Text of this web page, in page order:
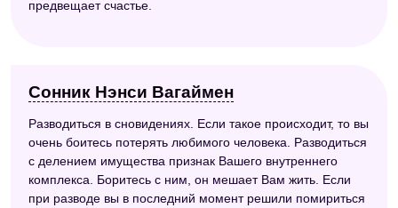
предвещает счастье.
Сонник Нэнси Вагаймен
Разводиться в сновидениях. Если такое происходит, то вы
очень боитесь потерять любимого человека. Разводиться
с делением имущества признак Вашего внутреннего
комплекса. Боритесь с ним, он мешает Вам жить. Если
при разводе вы в последний момент решили помириться